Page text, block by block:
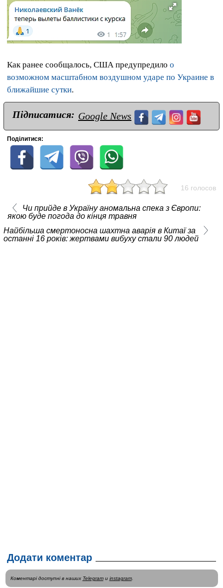
Как ранее сообщалось, США предупредило о
возможном масштабном воздушном ударе по Украине в
ближайшие сутки.
Підписатися: Google News
Поділитися:
16 голосов
Чи прийде в Україну аномальна спека з Європи:
якою буде погода до кінця травня
Найбільша смертоносна шахтна аварія в Китаї за
останні 16 років: жертвами вибуху стали 90 людей
Додати коментар
Коментарі доступні в наших Telegramи instagram.